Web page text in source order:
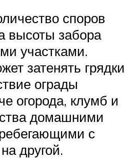
споров
высоты забора
участками.
затенять грядки
ограды
огорода, клумб и
домашними
с
другой.